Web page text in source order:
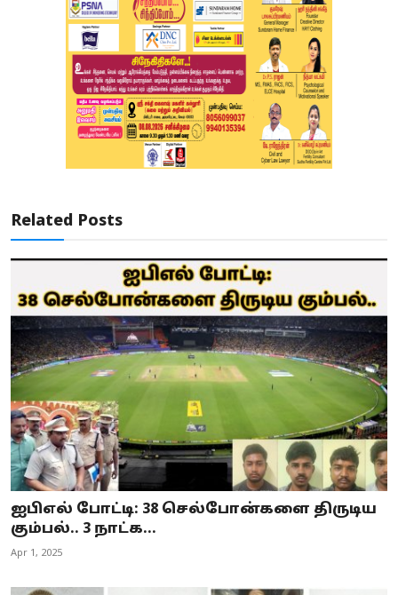
Related Posts
ஐபிஎல் போட்டி: 38 செல்போன்களை திருடிய
கும்பல்.. 3 நாட்க...
Apr 1, 2025